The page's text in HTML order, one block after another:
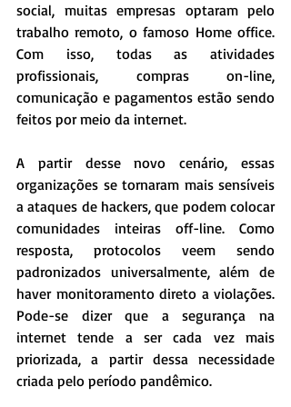
social, muitas empresas optaram pelo
trabalho remoto, o famoso Home office.
Com isso, todas as atividades
profissionais, compras on-line,
comunicação e pagamentos estão sendo
feitos por meio da internet.
A partir desse novo cenário, essas
organizações se tornaram mais sensíveis
a ataques de hackers, que podem colocar
comunidades inteiras off-line. Como
resposta, protocolos veem sendo
padronizados universalmente, além de
haver monitoramento direto a violações.
Pode-se dizer que a segurança na
internet tende a ser cada vez mais
priorizada, a partir dessa necessidade
criada pelo período pandêmico.